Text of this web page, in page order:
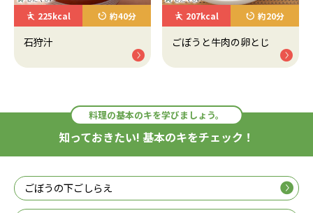
225kcal 約40分
石狩汁
207kcal 約20分
ごぼうと牛肉の卵とじ
料理の基本のキを学びましょう。
知っておきたい! 基本のキをチェック！
ごぼうの下ごしらえ